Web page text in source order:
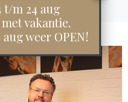
t/m 24 aug
vakantie.
aug weer OPEN!